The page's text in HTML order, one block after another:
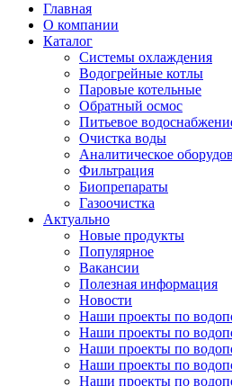
Главная
О компании
Каталог
Системы охлаждения
Водогрейные котлы
Паровые котельные
Обратный осмос
Питьевое
Очистка воды
Аналитическое
Фильтрация
Биопрепараты
Газоочистка
Актуально
Новые продукты
Популярное
Вакансии
Полезная информация
Новости
Наши проекты по
Наши проекты по
Наши проекты по
Наши проекты по
Наши проекты по